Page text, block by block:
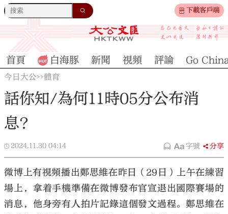
下載客戶端
首頁 白海豚 新聞 視頻 評論 Go
今日大公>>體育
話你知/為何11時05分公布消
息？
2024.11.30 04:14 字號 分享
微博上有視頻播出鄭思維在昨日（29日）上午在練習
場上，拿着手機準備在微博發布官宣退出國際賽場的
消息，他身旁有人拍片記錄這個發文過程。鄭思維在